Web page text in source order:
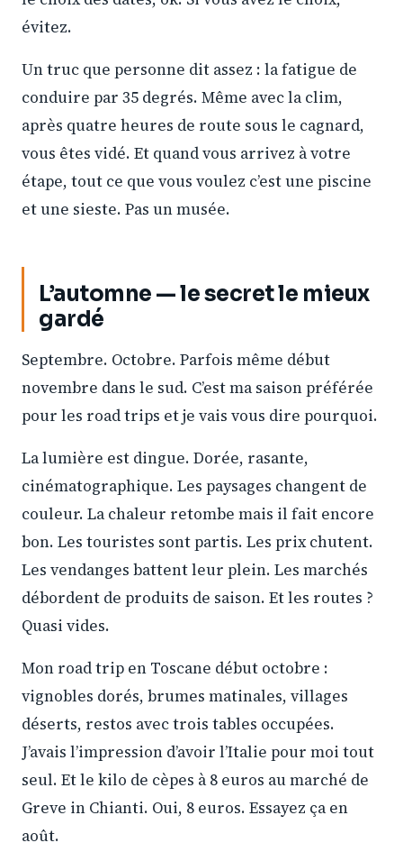
évitez.
Un truc que personne dit assez : la fatigue de
conduire par 35 degrés. Même avec la clim,
après quatre heures de route sous le cagnard,
vous êtes vidé. Et quand vous arrivez à votre
étape, tout ce que vous voulez c’est une piscine
et une sieste. Pas un musée.
L’automne — le secret le mieux
gardé
Septembre. Octobre. Parfois même début
novembre dans le sud. C’est ma saison préférée
pour les road trips et je vais vous dire pourquoi.
La lumière est dingue. Dorée, rasante,
cinématographique. Les paysages changent de
couleur. La chaleur retombe mais il fait encore
bon. Les touristes sont partis. Les prix chutent.
Les vendanges battent leur plein. Les marchés
débordent de produits de saison. Et les routes ?
Quasi vides.
Mon road trip en Toscane début octobre :
vignobles dorés, brumes matinales, villages
déserts, restos avec trois tables occupées.
J’avais l’impression d’avoir l’Italie pour moi tout
seul. Et le kilo de cèpes à 8 euros au marché de
Greve in Chianti. Oui, 8 euros. Essayez ça en
août.